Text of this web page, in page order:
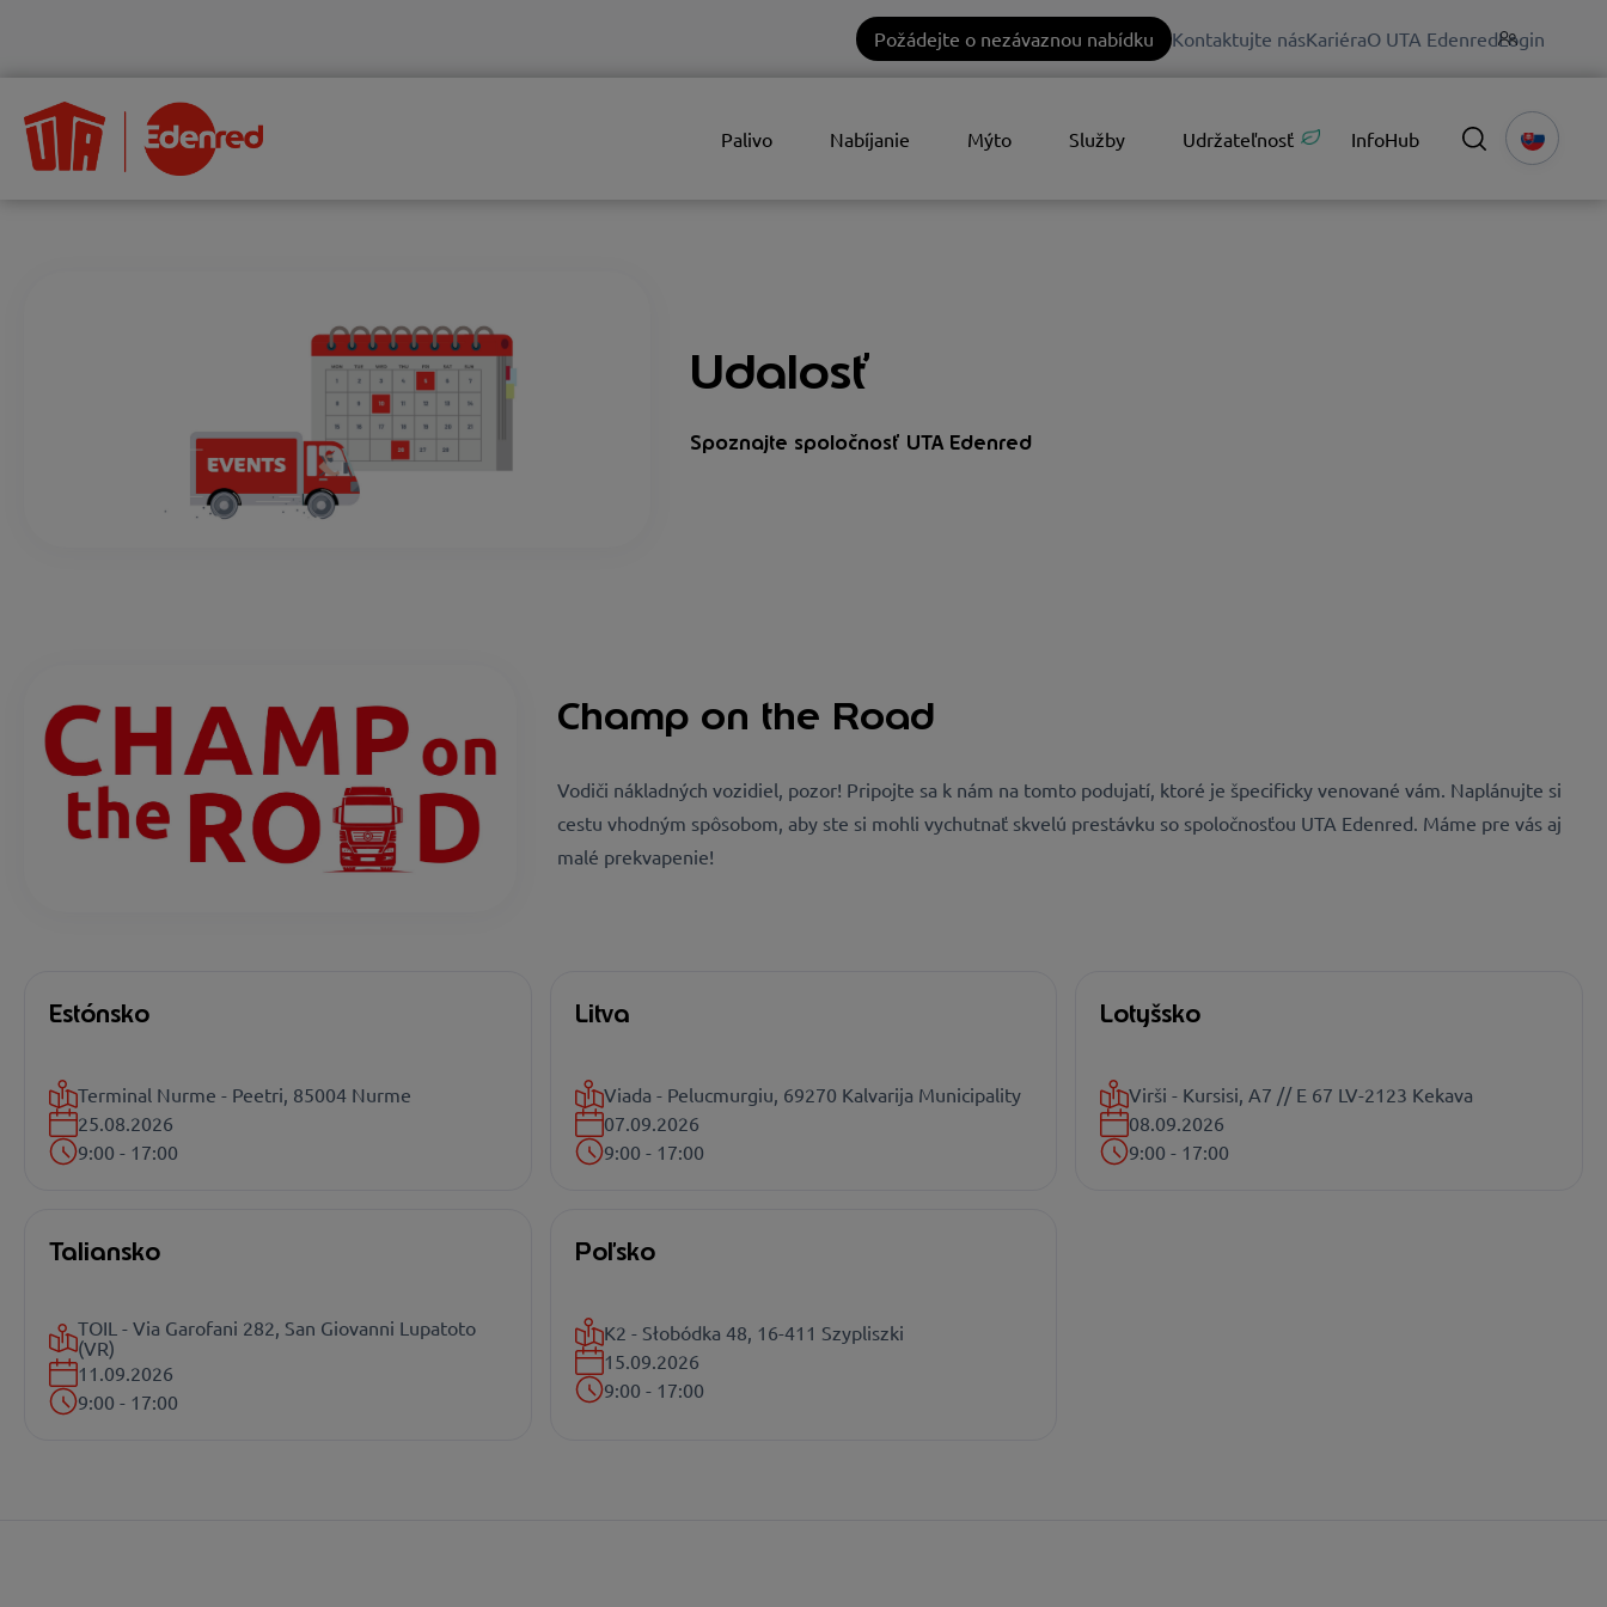
Požádejte o nezávaznou nabídku Kontaktujte násKariéraO UTA EdenredLogin
Palivo Nabíjanie Mýto Služby Udržateľnosť InfoHub
Udalosť
Spoznajte spoločnosť UTA Edenred
Champ on the Road
Vodiči nákladných vozidiel, pozor! Pripojte sa k nám na tomto podujatí, ktoré je špecificky venované vám. Naplánujte si
cestu vhodným spôsobom, aby ste si mohli vychutnať skvelú prestávku so spoločnosťou UTA Edenred. Máme pre vás aj
malé prekvapenie!
Estónsko
Terminal Nurme - Peetri, 85004 Nurme
25.08.2026
9:00 - 17:00
Litva
Viada - Pelucmurgiu, 69270 Kalvarija Municipality
07.09.2026
9:00 - 17:00
Lotyšsko
Virši - Kursisi, A7 // E 67 LV-2123 Kekava
08.09.2026
9:00 - 17:00
Taliansko
TOIL - Via Garofani 282, San Giovanni Lupatoto
(VR)
11.09.2026
9:00 - 17:00
Poľsko
K2 - Słobódka 48, 16-411 Szypliszki
15.09.2026
9:00 - 17:00